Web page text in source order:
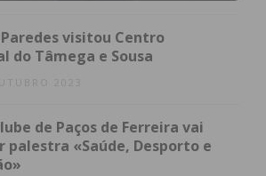
Paredes visitou Centro
do Tâmega e Sousa
2023
de Paços de Ferreira vai
palestra «Saúde, Desporto e